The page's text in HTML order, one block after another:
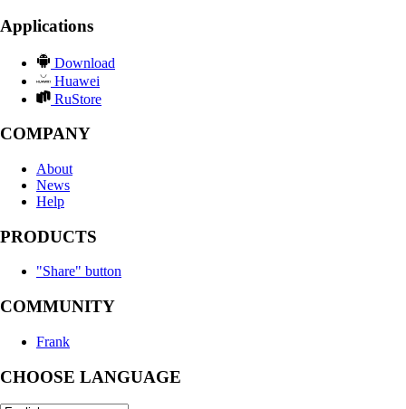
Applications
Download
Huawei
RuStore
COMPANY
About
News
Help
PRODUCTS
"Share" button
COMMUNITY
Frank
CHOOSE LANGUAGE